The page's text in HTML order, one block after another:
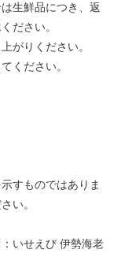
生鮮品につき、返
ださい。
がりください。
ください。
すものではありま
い。
いせえび 伊勢海老